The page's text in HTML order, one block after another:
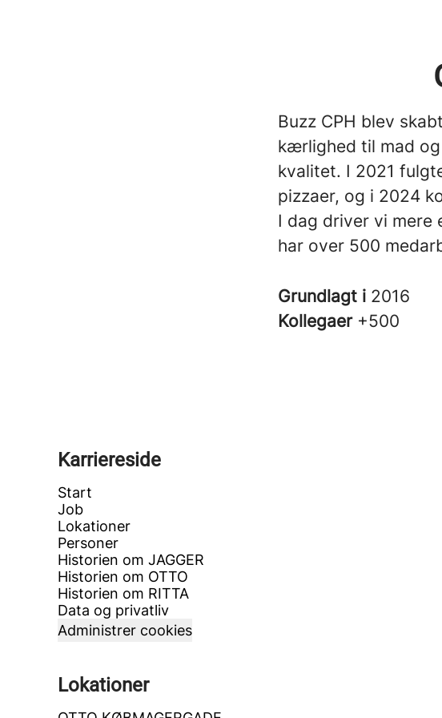
Buzz CPH blev
kærlighed til mad
kvalitet. I 2021
pizzaer, og i 2024
I dag driver vi mere
har over 500
Grundlagt i 2016
Kollegaer +500
Karriereside
Start
Job
Lokationer
Personer
Historien om JAGGER
Historien om OTTO
Historien om RITTA
Data og privatliv
Administrer cookies
Lokationer